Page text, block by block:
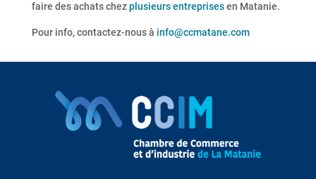
faire des achats chezplusieurs entreprisesen Matanie.
Pour info, contactez-nous à info@ccmatane.com